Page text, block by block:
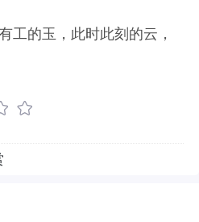
工的玉，此时此刻的云，